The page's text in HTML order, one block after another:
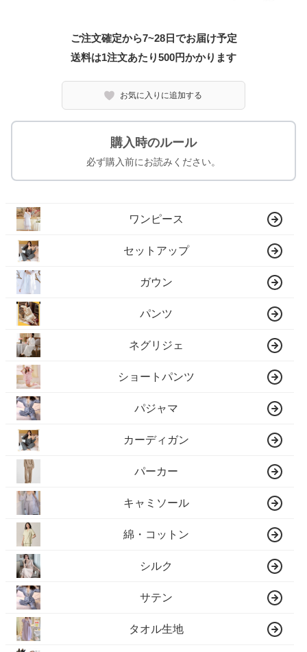
ご注文確定から7~28日でお届け予定
送料は1注文あたり500円かかります
お気に入りに追加する
購入時のルール
必ず購入前にお読みください。
ワンピース
セットアップ
ガウン
パンツ
ネグリジェ
ショートパンツ
パジャマ
カーディガン
パーカー
キャミソール
綿・コットン
シルク
サテン
タオル生地